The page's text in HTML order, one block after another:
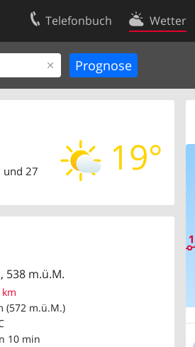
Telefonbuch Wetter
19°
und 27
538 m.ü.M.
(572 m.ü.M.)
10 min
Kontakt